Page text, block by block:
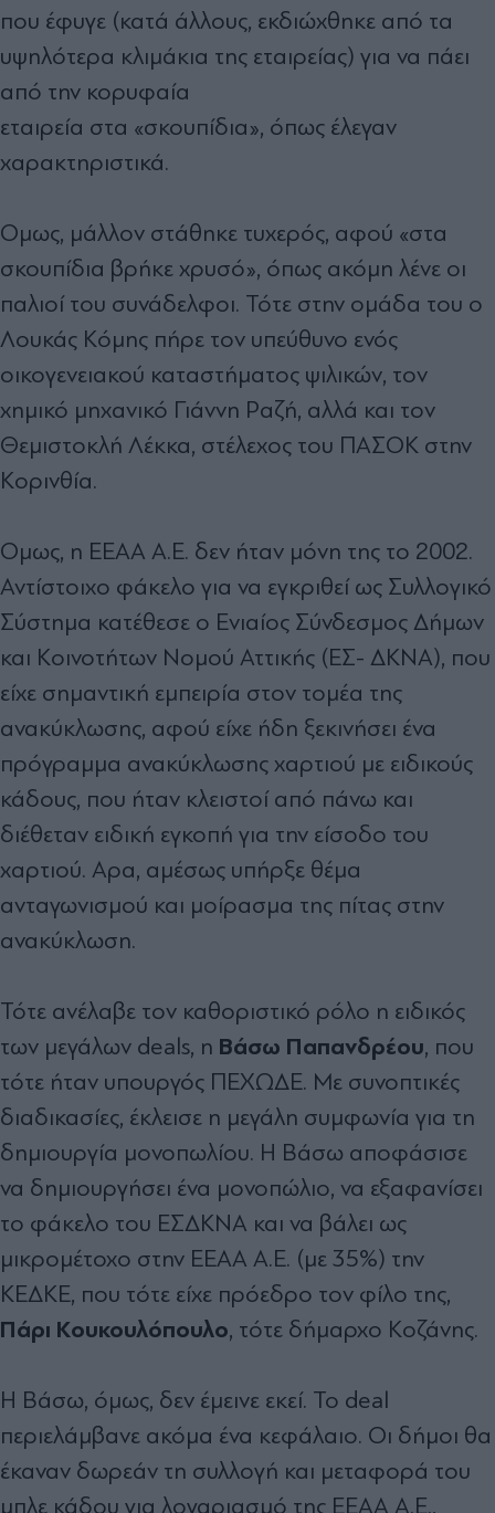
που έφυγε (κατά άλλους, εκδιώχθηκε από τα
υψηλότερα κλιµάκια της εταιρείας) για να πάει
από την κορυφαία
εταιρεία στα «σκουπίδια», όπως έλεγαν
χαρακτηριστικά.
Οµως, µάλλον στάθηκε τυχερός, αφού «στα
σκουπίδια βρήκε χρυσό», όπως ακόµη λένε οι
παλιοί του συνάδελφοι. Τότε στην οµάδα του ο
Λουκάς Κόµης πήρε τον υπεύθυνο ενός
οικογενειακού καταστήµατος ψιλικών, τον
χηµικό µηχανικό Γιάννη Ραζή, αλλά και τον
Θεµιστοκλή Λέκκα, στέλεχος του ΠΑΣΟΚ στην
Κορινθία.
Οµως, η ΕΕΑΑ Α.Ε. δεν ήταν µόνη της το 2002.
Αντίστοιχο φάκελο για να εγκριθεί ως Συλλογικό
Σύστηµα κατέθεσε ο Ενιαίος Σύνδεσµος ∆ήµων
και Κοινοτήτων Νοµού Αττικής (ΕΣ- ∆ΚΝΑ), που
είχε σηµαντική εµπειρία στον τοµέα της
ανακύκλωσης, αφού είχε ήδη ξεκινήσει ένα
πρόγραµµα ανακύκλωσης χαρτιού µε ειδικούς
κάδους, που ήταν κλειστοί από πάνω και
διέθεταν ειδική εγκοπή για την είσοδο του
χαρτιού. Αρα, αµέσως υπήρξε θέµα
ανταγωνισµού και µοίρασµα της πίτας στην
ανακύκλωση.
Τότε ανέλαβε τον καθοριστικό ρόλο η ειδικός
των µεγάλων deals, η Βάσω Παπανδρέου, που
τότε ήταν υπουργός ΠΕΧΩ∆Ε. Με συνοπτικές
διαδικασίες, έκλεισε η µεγάλη συµφωνία για τη
δηµιουργία µονοπωλίου. Η Βάσω αποφάσισε
να δηµιουργήσει ένα µονοπώλιο, να εξαφανίσει
το φάκελο του ΕΣ∆ΚΝΑ και να βάλει ως
µικροµέτοχο στην ΕΕΑΑ Α.Ε. (µε 35%) την
ΚΕ∆ΚΕ, που τότε είχε πρόεδρο τον φίλο της,
Πάρι Κουκουλόπουλο, τότε δήµαρχο Κοζάνης.
Η Βάσω, όµως, δεν έµεινε εκεί. Το deal
περιελάµβανε ακόµα ένα κεφάλαιο. Οι δήµοι θα
έκαναν δωρεάν τη συλλογή και µεταφορά του
µπλε κάδου για λογαριασµό της ΕΕΑΑ Α.Ε.,